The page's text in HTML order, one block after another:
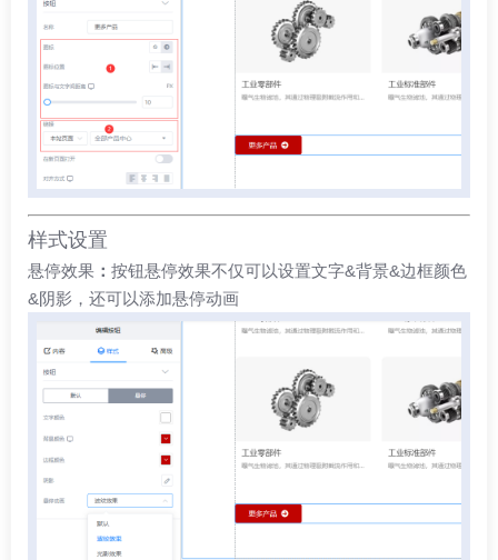
样式设置
悬停效果 ： 按钮悬停效果不仅可以设置文字&背景&边框颜色
&阴影，还可以添加悬停动画